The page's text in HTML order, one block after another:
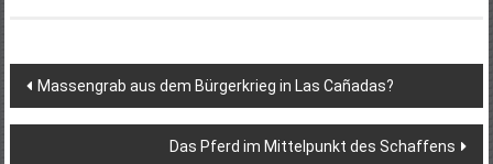
Beitragsnavigation
Massengrab aus dem Bürgerkrieg in Las Cañadas?
Das Pferd im Mittelpunkt des Schaffens